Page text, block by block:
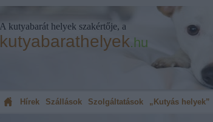
A kutyabarát helyek szakértője, a
kutyabarathelyek.hu
Hírek Szállások Szolgáltatások „Kutyás helyek”